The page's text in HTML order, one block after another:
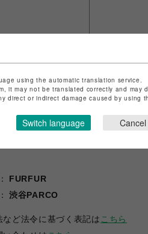
FURFUR
渋谷PARCO
など法令に基づく表記は こちら
using the automatic translation service.
it may not be translated correctly and
direct or indirect damage caused by using
Switch language Cancel